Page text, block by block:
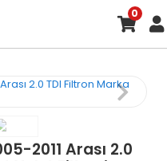
0
2011 Arası 2.0